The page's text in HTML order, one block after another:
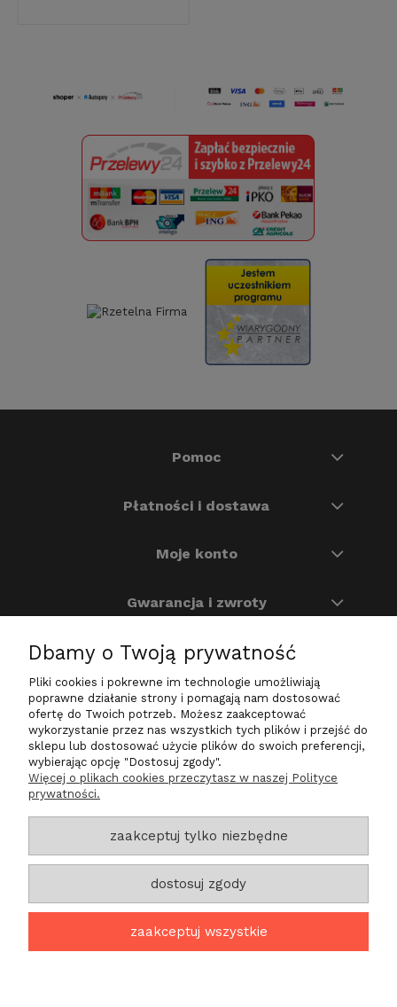
Pomoc
Płatności i dostawa
Moje konto
Gwarancja i zwroty
O nas
Na skróty
Zadzwoń do nas
sklep@life-star.pl
ul. Tylna 27a/6
Dbamy o Twoją prywatność
Pliki cookies i pokrewne im technologie umożliwiają
poprawne działanie strony i pomagają nam dostosować
ofertę do Twoich potrzeb. Możesz zaakceptować
wykorzystanie przez nas wszystkich tych plików i przejść do
sklepu lub dostosować użycie plików do swoich preferencji,
wybierając opcję "Dostosuj zgody".
Więcej o plikach cookies przeczytasz w naszej Polityce
prywatności.
zaakceptuj tylko niezbędne
dostosuj zgody
zaakceptuj wszystkie